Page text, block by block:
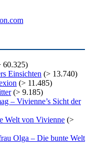
60.325)
Einsichten (> 13.740)
(> 11.485)
(> 9.185)
– Vivienne’s Sicht der
Welt von Vivienne (>
Olga – Die bunte Welt